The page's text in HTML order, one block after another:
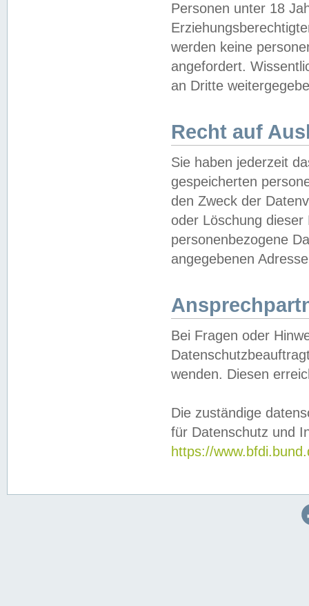
Personen unter 18
werden keine
angefordert.
an Dritte
Recht auf
Sie haben jederzeit
gespeicherten
den Zweck der
oder Löschung
personenbezogene
angegebenen
Bei Fragen oder
wenden. Diesen
Die zuständige
für Datenschutz und
https://